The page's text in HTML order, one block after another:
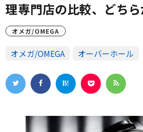
理専門店の比較、どち
オメガ/OMEGA
オメガ/OMEGA オーバーホール